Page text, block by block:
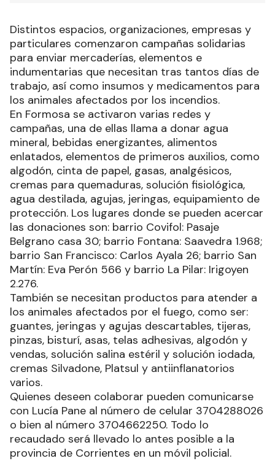
Distintos espacios, organizaciones, empresas y
particulares comenzaron campañas solidarias
para enviar mercaderías, elementos e
indumentarias que necesitan tras tantos días de
trabajo, así como insumos y medicamentos para
los animales afectados por los incendios.
En Formosa se activaron varias redes y
campañas, una de ellas llama a donar agua
mineral, bebidas energizantes, alimentos
enlatados, elementos de primeros auxilios, como
algodón, cinta de papel, gasas, analgésicos,
cremas para quemaduras, solución fisiológica,
agua destilada, agujas, jeringas, equipamiento de
protección. Los lugares donde se pueden acercar
las donaciones son: barrio Covifol: Pasaje
Belgrano casa 30; barrio Fontana: Saavedra 1.968;
barrio San Francisco: Carlos Ayala 26; barrio San
Martín: Eva Perón 566 y barrio La Pilar: Irigoyen
2.276.
También se necesitan productos para atender a
los animales afectados por el fuego, como ser:
guantes, jeringas y agujas descartables, tijeras,
pinzas, bisturí, asas, telas adhesivas, algodón y
vendas, solución salina estéril y solución iodada,
cremas Silvadone, Platsul y antiinflanatorios
varios.
Quienes deseen colaborar pueden comunicarse
con Lucía Pane al número de celular 3704288026
o bien al número 3704662250. Todo lo
recaudado será llevado lo antes posible a la
provincia de Corrientes en un móvil policial.